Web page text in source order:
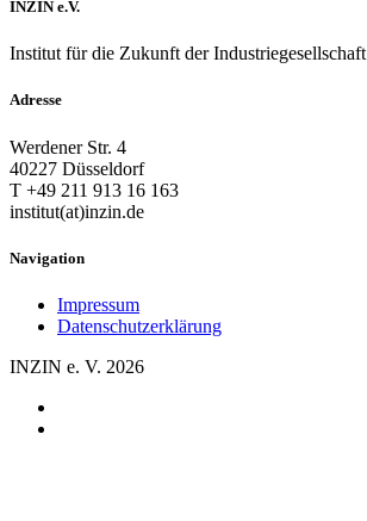
INZIN e.V.
Institut für die Zukunft der Industriegesellschaft
Adresse
Werdener Str. 4
40227 Düsseldorf
T +49 211 913 16 163
institut(at)inzin.de
Navigation
Impressum
Datenschutzerklärung
INZIN e. V. 2026